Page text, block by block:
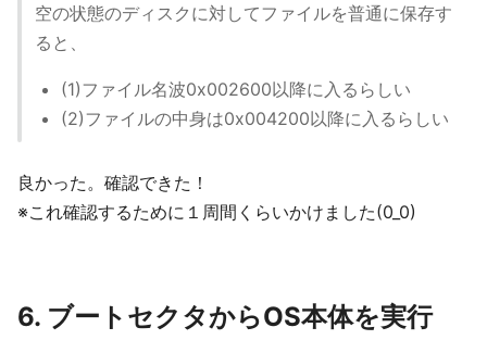
空の状態のディスクに対してファイルを普通に保存す
ると、
(1)ファイル名波0x002600以降に入るらしい
(2)ファイルの中身は0x004200以降に入るらしい
良かった。確認できた！
※これ確認するために１周間くらいかけました(0_0)
6. ブートセクタからOS本体を実行